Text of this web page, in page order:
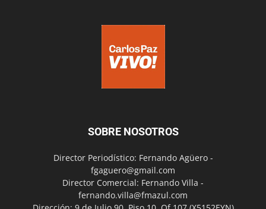
SOBRE NOSOTROS
Director Periodístico: Fernando Agüero -
fgaguero@gmail.com
Director Comercial: Fernando Villa -
fernando.villa@fmazul.com